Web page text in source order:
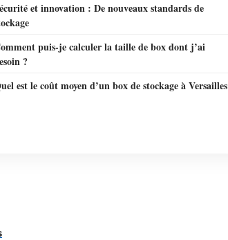
et innovation : De nouveaux standards de
puis-je calculer la taille de box dont j’ai
?
est le coût moyen d’un box de stockage à Versailles